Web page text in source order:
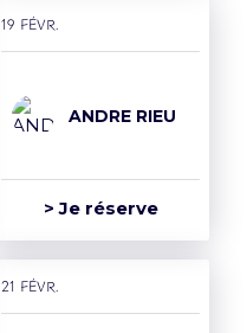
19 févr.
ANDRE RIEU
> Je réserve
21 févr.